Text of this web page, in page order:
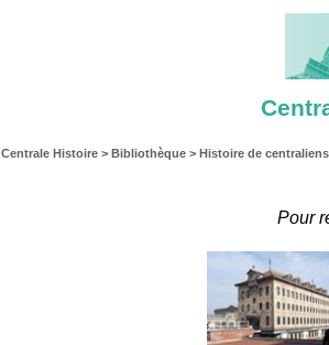
Centrale Histoire > Bibliothèque > Histoire de centraliens
Pour